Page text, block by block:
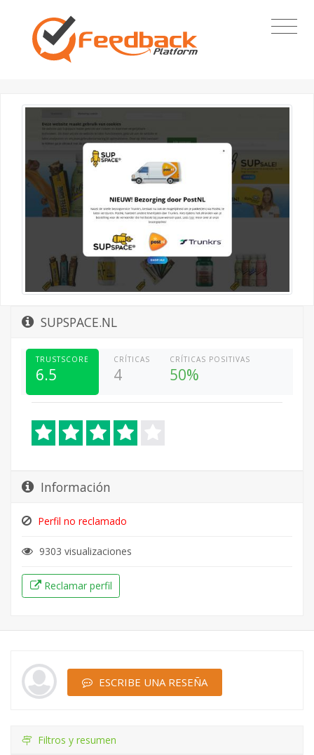
SUPSPACE.NL
TRUSTSCORE
6.5
CRÍTICAS
4
CRÍTICAS POSITIVAS
50%
Información
Perfil no reclamado
9303 visualizaciones
Reclamar perfil
ESCRIBE UNA RESEÑA
Filtros y resumen